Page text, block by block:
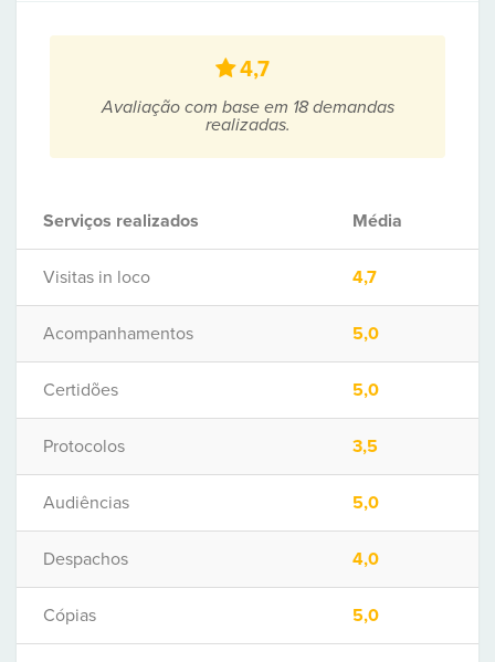
4,7
Avaliação com base em 18 demandas
realizadas.
Serviços realizados Média
Visitas in loco 4,7
Acompanhamentos 5,0
Certidões 5,0
Protocolos 3,5
Audiências 5,0
Despachos 4,0
Cópias 5,0